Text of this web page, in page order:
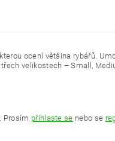
ocení většina rybářů.
velikostech – Small,
Prosím přihlaste se nebo se